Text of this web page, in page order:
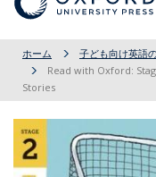
ホーム 子ども向け英語
Read with Oxford:
Stories